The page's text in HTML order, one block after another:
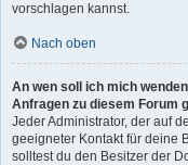
vorschlagen kannst.
Nach oben
An wen soll ich mich
Anfragen zu diesem Forum
Jeder Administrator, der auf
geeigneter Kontakt für deine
solltest du den Besitzer der